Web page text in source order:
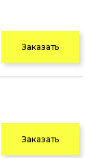
Заказать
Заказать